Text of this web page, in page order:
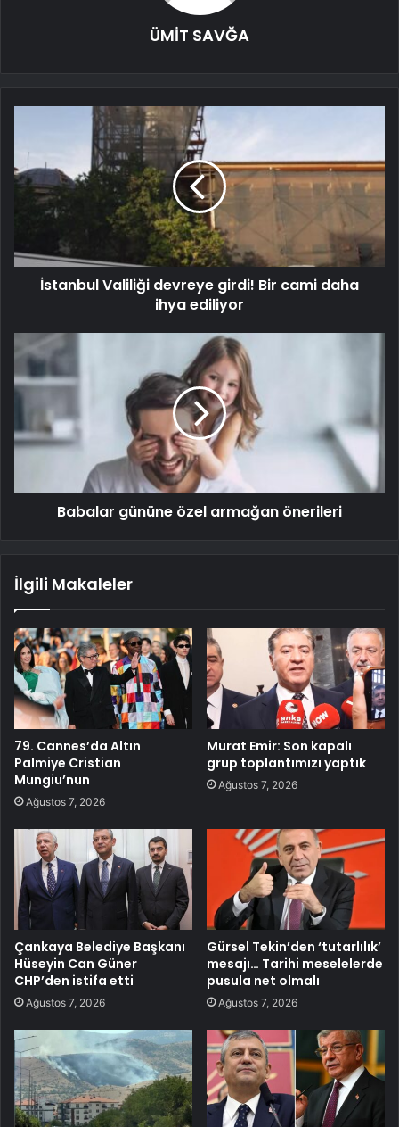
ÜMİT SAVĞA
İstanbul Valiliği devreye girdi! Bir cami daha
ihya ediliyor
Babalar gününe özel armağan önerileri
İlgili Makaleler
79. Cannes’da Altın
Palmiye Cristian
Mungiu’nun
Ağustos 7, 2026
Murat Emir: Son kapalı
grup toplantımızı yaptık
Ağustos 7, 2026
Çankaya Belediye Başkanı
Hüseyin Can Güner
CHP’den istifa etti
Ağustos 7, 2026
Gürsel Tekin’den ‘tutarlılık’
mesajı… Tarihi meselelerde
pusula net olmalı
Ağustos 7, 2026